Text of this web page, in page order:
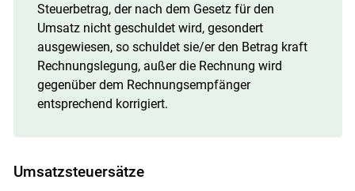
Steuerbetrag, der nach dem Gesetz für den
Umsatz nicht geschuldet wird, gesondert
ausgewiesen, so schuldet sie/er den Betrag kraft
Rechnungslegung, außer die Rechnung wird
gegenüber dem Rechnungsempfänger
entsprechend korrigiert.
Umsatzsteuersätze